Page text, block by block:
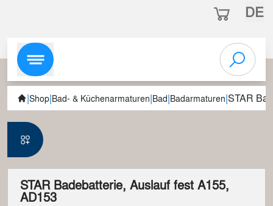
DE
|Shop|Bad- & Küchenarmaturen|Bad|Badarmaturen|STAR
STAR Badebatterie, Auslauf fest A155,
AD153